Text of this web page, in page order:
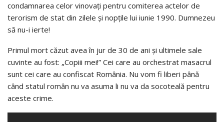
condamnarea celor vinovați pentru comiterea actelor de
terorism de stat din zilele și nopțile lui iunie 1990. Dumnezeu
să nu-i ierte!
Primul mort căzut avea în jur de 30 de ani și ultimele sale
cuvinte au fost: „Copiii mei!” Cei care au orchestrat masacrul
sunt cei care au confiscat România. Nu vom fi liberi până
când statul român nu va asuma li nu va da socoteală pentru
aceste crime.